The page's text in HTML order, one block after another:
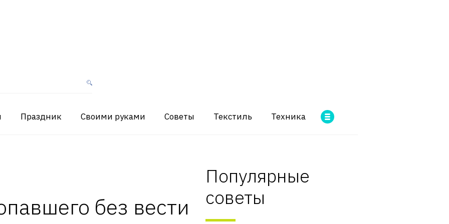
Праздник Своими руками Советы Текстиль Техника
без вести
Популярные
советы